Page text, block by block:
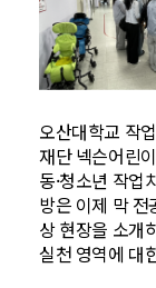
오산대학교 작
재단 넥슨어린
동·청소년 작업
방은 이제 막
상 현장을 소개
실천 영역에 대